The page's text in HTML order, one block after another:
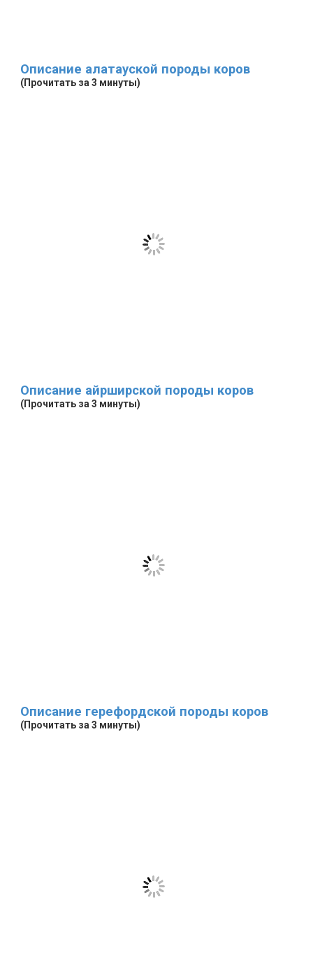
Описание алатауской породы коров
(Прочитать за 3 минуты)
Описание айрширской породы коров
(Прочитать за 3 минуты)
Описание герефордской породы коров
(Прочитать за 3 минуты)